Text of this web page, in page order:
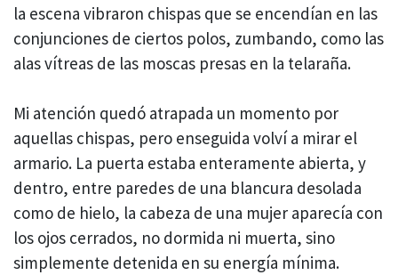
la escena vibraron chispas que se encendían en las
conjunciones de ciertos polos, zumbando, como las
alas vítreas de las moscas presas en la telaraña.
Mi atención quedó atrapada un momento por
aquellas chispas, pero enseguida volví a mirar el
armario. La puerta estaba enteramente abierta, y
dentro, entre paredes de una blancura desolada
como de hielo, la cabeza de una mujer aparecía con
los ojos cerrados, no dormida ni muerta, sino
simplemente detenida en su energía mínima.